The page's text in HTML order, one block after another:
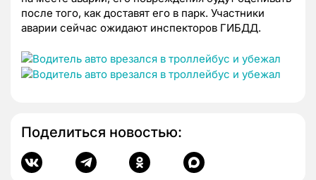
после того, как доставят его в парк. Участники
аварии сейчас ожидают инспекторов ГИБДД.
Поделиться новостью: